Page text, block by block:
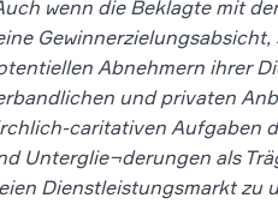
wenn die Beklagte mit
Abnehmern ihrer
und privaten
caritativen Aufgaben
Unterglie¬derungen als
Dienstleistungsmarkt zu